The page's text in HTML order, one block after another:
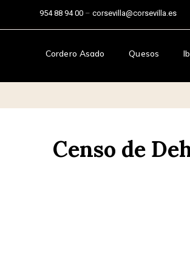
954 88 94 00 – corsevilla@corsevilla.es
Cordero Asado Quesos
Censo de